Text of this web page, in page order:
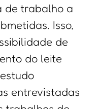
de trabalho a
Isso,
de
do leite
entrevistadas